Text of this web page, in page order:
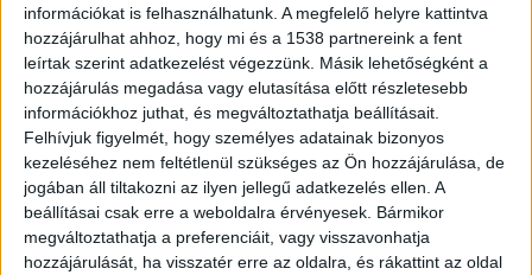
információkat is felhasználhatunk. A megfelelő helyre kattintva
hozzájárulhat ahhoz, hogy mi és a 1538 partnereink a fent
leírtak szerint adatkezelést végezzünk. Másik lehetőségként a
hozzájárulás megadása vagy elutasítása előtt részletesebb
információkhoz juthat, és megváltoztathatja beállításait.
Felhívjuk figyelmét, hogy személyes adatainak bizonyos
kezeléséhez nem feltétlenül szükséges az Ön hozzájárulása, de
jogában áll tiltakozni az ilyen jellegű adatkezelés ellen. A
beállításai csak erre a weboldalra érvényesek. Bármikor
megváltoztathatja a preferenciáit, vagy visszavonhatja
hozzájárulását, ha visszatér erre az oldalra, és rákattint az oldal
Eljárás indult
A Budapesti Rendőr-főkapitányság 21. Kerületi
Rendőrkapitányság 01210-157/743/2025. és
01210-157/744/2025. körözési számon eljárást
folytat az ismeretlen helyen tartózkodó Balogová
Izabela és Szabó Ferenc Zoltán ügyében.A